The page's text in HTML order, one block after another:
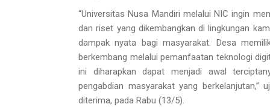
“Universitas Nusa Mandiri melalui NIC ingin
dan riset yang dikembangkan di lingkungan
dampak nyata bagi masyarakat. Desa
berkembang melalui pemanfaatan teknologi
ini diharapkan dapat menjadi awal
pengabdian masyarakat yang berkelanjutan,”
diterima, pada Rabu (13/5).